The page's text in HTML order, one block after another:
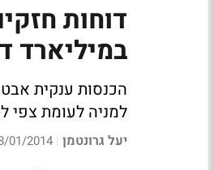
דוחות
במיליארד
למניה לעומת צפי ל-95 סנט
יעל גרונטמן |
2014 13:18